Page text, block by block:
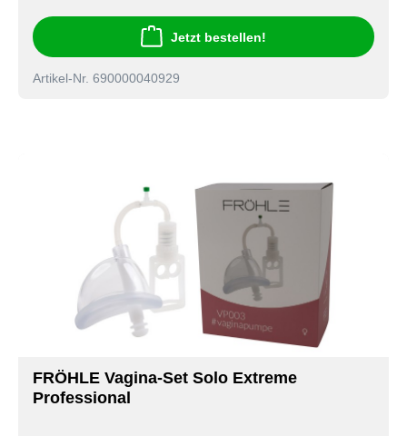
Jetzt bestellen!
Artikel-Nr. 690000040929
FRÖHLE Vagina-Set Solo Extreme
Professional